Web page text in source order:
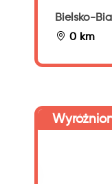
Bielsko-
0 km